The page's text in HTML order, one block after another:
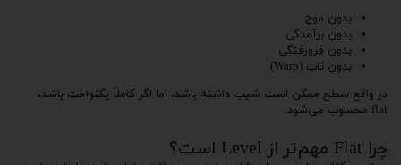
بدون موج
بدون برآمدگی
بدون فرورفتگی
بدون تاب (Warp)
در واقع سطح ممکن است شیب داشته باشد، اما اگر کاملاً یکنواخت باشد،
flat محسوب می‌شود.
چرا Flat مهم‌تر از Level است؟